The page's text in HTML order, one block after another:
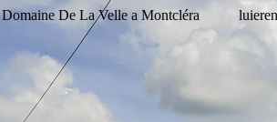
Domaine De La Velle a Montcléra luieren